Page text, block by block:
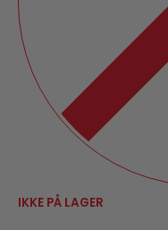
IKKE PÅ LAGER